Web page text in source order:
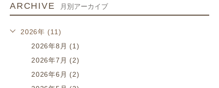
ARCHIVE 月別アーカイブ
2026年 (11)
2026年8月 (1)
2026年7月 (2)
2026年6月 (2)